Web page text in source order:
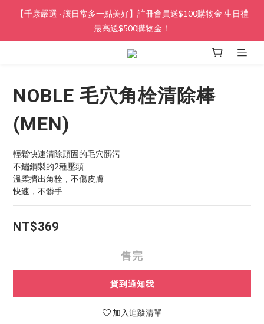
【千康嚴選 · 讓日常多一點美好】註冊會員送$100購物金 生日禮
最高送$500購物金！
NOBLE 毛穴角栓清除棒
(MEN)
輕鬆快速清除頑固的毛穴髒污
不鏽鋼製的2種壓頭
溫柔擠出角栓，不傷皮膚
快速，不髒手
NT$369
售完
貨到通知我
加入追蹤清單